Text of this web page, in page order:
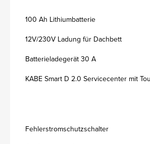
100 Ah Lithiumbatterie
12V/230V Ladung für Dachbett
Batterieladegerät 30 A
KABE Smart D 2.0 Servicecenter mit
Fehlerstromschutzschalter